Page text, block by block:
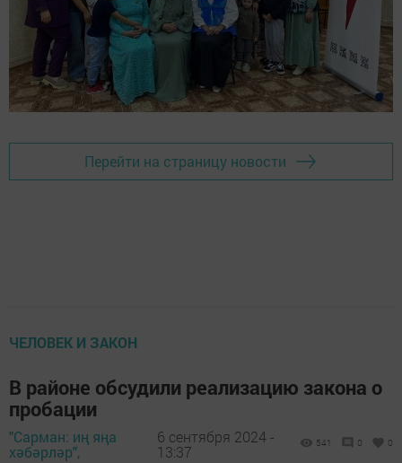
Перейти на страницу новости
ЧЕЛОВЕК И ЗАКОН
В районе обсудили реализацию закона о
пробации
"Сарман: иң яңа
хәбәрләр",
6 сентября 2024 -
13:37
541 0 0